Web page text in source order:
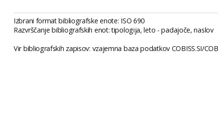
Izbrani format bibliografske enote: ISO 690
Razvrščanje bibliografskih enot: tipologija, leto - padajoče, naslov
Vir bibliografskih zapisov: vzajemna baza podatkov COBISS.SI/